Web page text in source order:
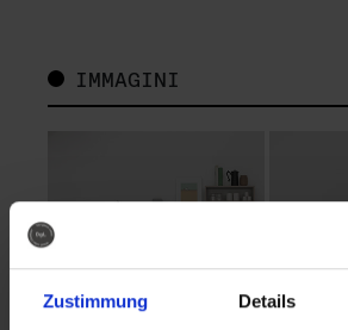
Zustimmung Details
IMMAGINI